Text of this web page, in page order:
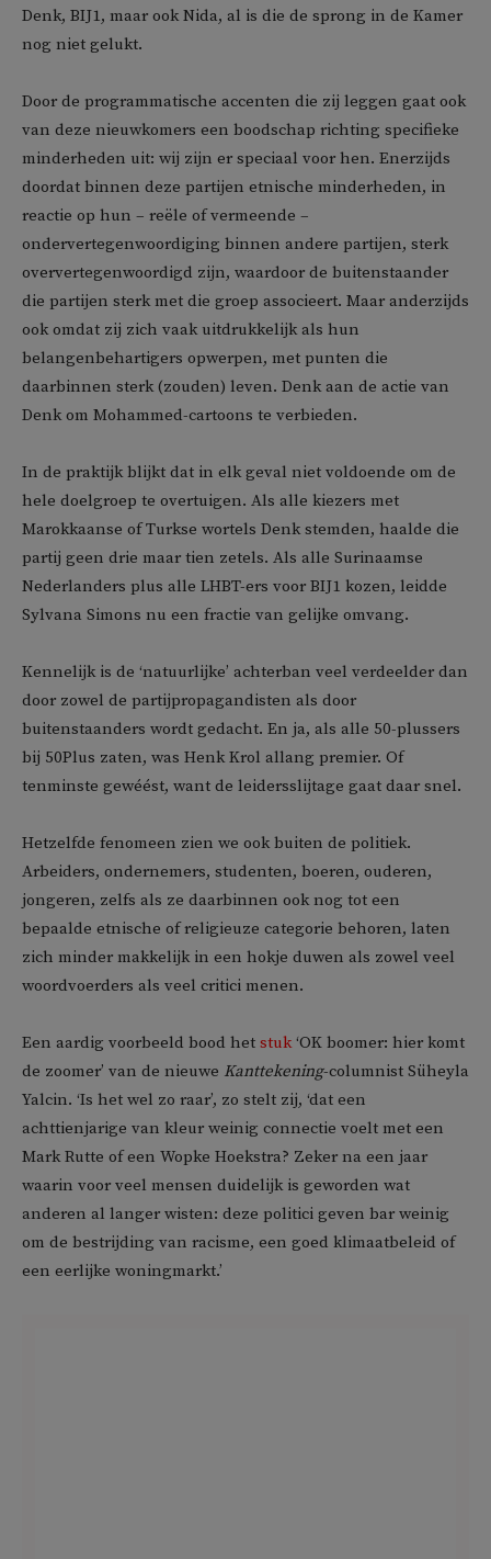
Denk, BIJ1, maar ook Nida, al is die de sprong in de Kamer
nog niet gelukt.
Door de programmatische accenten die zij leggen gaat ook
van deze nieuwkomers een boodschap richting specifieke
minderheden uit: wij zijn er speciaal voor hen. Enerzijds
doordat binnen deze partijen etnische minderheden, in
reactie op hun – reële of vermeende –
ondervertegenwoordiging binnen andere partijen, sterk
oververtegenwoordigd zijn, waardoor de buitenstaander
die partijen sterk met die groep associeert. Maar anderzijds
ook omdat zij zich vaak uitdrukkelijk als hun
belangenbehartigers opwerpen, met punten die
daarbinnen sterk (zouden) leven. Denk aan de actie van
Denk om Mohammed-cartoons te verbieden.
In de praktijk blijkt dat in elk geval niet voldoende om de
hele doelgroep te overtuigen. Als alle kiezers met
Marokkaanse of Turkse wortels Denk stemden, haalde die
partij geen drie maar tien zetels. Als alle Surinaamse
Nederlanders plus alle LHBT-ers voor BIJ1 kozen, leidde
Sylvana Simons nu een fractie van gelijke omvang.
Kennelijk is de ‘natuurlijke’ achterban veel verdeelder dan
door zowel de partijpropagandisten als door
buitenstaanders wordt gedacht. En ja, als alle 50-plussers
bij 50Plus zaten, was Henk Krol allang premier. Of
tenminste gewéést, want de leidersslijtage gaat daar snel.
Hetzelfde fenomeen zien we ook buiten de politiek.
Arbeiders, ondernemers, studenten, boeren, ouderen,
jongeren, zelfs als ze daarbinnen ook nog tot een
bepaalde etnische of religieuze categorie behoren, laten
zich minder makkelijk in een hokje duwen als zowel veel
woordvoerders als veel critici menen.
Een aardig voorbeeld bood het stuk‘OK boomer: hier komt
de zoomer’ van de nieuwe Kanttekening-columnist Süheyla
Yalcin. ‘Is het wel zo raar’, zo stelt zij, ‘dat een
achttienjarige van kleur weinig connectie voelt met een
Mark Rutte of een Wopke Hoekstra? Zeker na een jaar
waarin voor veel mensen duidelijk is geworden wat
anderen al langer wisten: deze politici geven bar weinig
om de bestrijding van racisme, een goed klimaatbeleid of
een eerlijke woningmarkt.’